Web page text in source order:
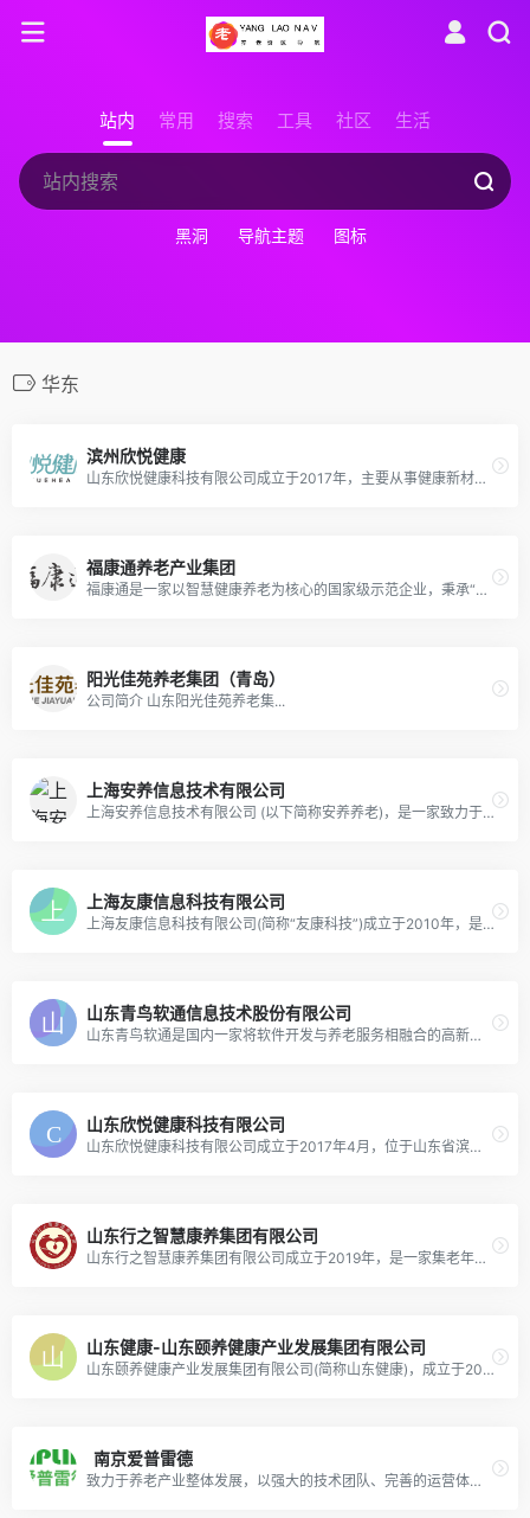
站内 常用 搜索 工具 社区 生活
黑洞 导航主题 图标
华东
滨州欣悦健康
山东欣悦健康科技有限公司成立于2017年，主要从事健康新材料、医疗器械、康复辅助器具及健康科技产品的研发、生产及销售。
福康通养老产业集团
福康通是一家以智慧健康养老为核心的国家级示范企业，秉承“孝行天下 创新发展”的服务宗旨，通过互联网平台、物联网技术、直营化团队，构建“互联网 + 养老”的智慧养老产业
阳光佳苑养老集团（青岛）
公司简介 山东阳光佳苑养老集...
上海安养信息技术有限公司
上海安养信息技术有限公司 (以下简称安养养老)，是一家致力于养老信息、机构推广、长者服务、平台运营的综合型信息服务公司
上海友康信息科技有限公司
上海友康信息科技有限公司(简称“友康科技”)成立于2010年，是一家有近10年实际运营服务经验的养老服务提供商，也是一家拥有自主知识产权的智慧养老SaaS平台软件开发商和系统集成商。
山东青鸟软通信息技术股份有限公司
山东青鸟软通是国内一家将软件开发与养老服务相融合的高新技术企业
山东欣悦健康科技有限公司
山东欣悦健康科技有限公司成立于2017年4月，位于山东省滨州高新区。
山东行之智慧康养集团有限公司
山东行之智慧康养集团有限公司成立于2019年，是一家集老年人养护失智失能照护、医疗康养、社区日间照料服务与文化传媒于一体的集团公司。
山东健康-山东颐养健康产业发展集团有限公司
山东颐养健康产业发展集团有限公司(简称山东健康)，成立于2020年8月25日，是省委、省政府为大力发展“十强”产业、加快推动高质量发展、更好服务全民医养健康事业而组建的省属一级企业。
南京爱普雷德
致力于养老产业整体发展，以强大的技术团队、完善的运营体系、贴心的售后服务等为养老产业提供新型解决方案。